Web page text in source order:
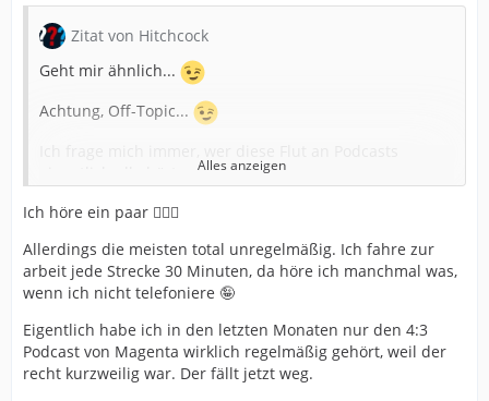
Zitat von Hitchcock
Geht mir ähnlich...
Achtung, Off-Topic...
Das ist doch inzwischen nicht mehr normal. ich mag das
meine Lieblings-Podcasts da drauf geladen. Und 2010
rum war das alles noch halbwegs überschaubar. Aber
heute hat ja gefühlt jeder C-Promi seinen eigenen
Podcast. Und selbst wenn man sich nur die
erfolgreichen Podcasts anschaut, dann frage ich mich:
Wann hören die Leute das? Viele Folgen sind ja auch
richtig lang. Der "Alles gesagt"-Podcast (durchaus
Alles anzeigen
Ich höre ein paar 🙋🏼‍♀️
Allerdings die meisten total unregelmäßig. Ich fahre zur
arbeit jede Strecke 30 Minuten, da höre ich manchmal was,
wenn ich nicht telefoniere 🤪
Eigentlich habe ich in den letzten Monaten nur den 4:3
Podcast von Magenta wirklich regelmäßig gehört, weil der
recht kurzweilig war. Der fällt jetzt weg.